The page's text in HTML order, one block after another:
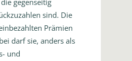
gegenseitig
sind. Die
Prämien
darf sie, anders als
und